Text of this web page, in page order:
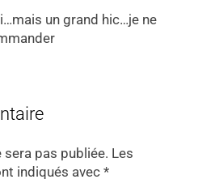
un grand hic…je ne
pas publiée. Les
indiqués avec *